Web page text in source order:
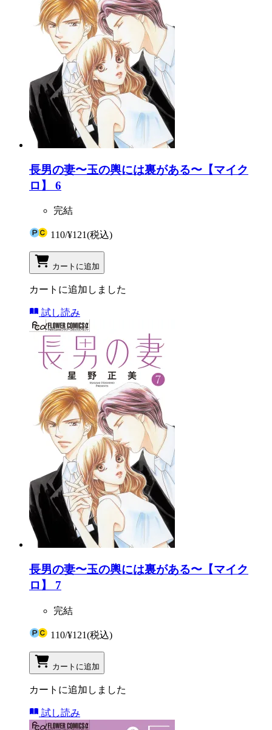
長男の妻〜玉の輿には裏がある〜【マイク
ロ】 6
完結
110/¥121(税込)
カートに追加
カートに追加しました
試し読み
長男の妻〜玉の輿には裏がある〜【マイク
ロ】 7
完結
110/¥121(税込)
カートに追加
カートに追加しました
試し読み